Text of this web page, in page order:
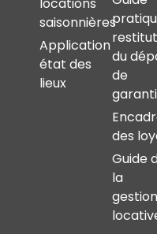
saisonnières
Application
état des
lieux
du
de
des
Guide
la
gestion